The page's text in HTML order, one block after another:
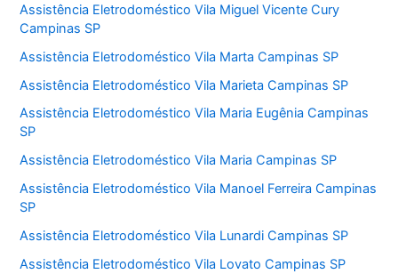
Assistência Eletrodoméstico Vila Miguel Vicente Cury
Campinas SP
Assistência Eletrodoméstico Vila Marta Campinas SP
Assistência Eletrodoméstico Vila Marieta Campinas SP
Assistência Eletrodoméstico Vila Maria Eugênia Campinas
SP
Assistência Eletrodoméstico Vila Maria Campinas SP
Assistência Eletrodoméstico Vila Manoel Ferreira Campinas
SP
Assistência Eletrodoméstico Vila Lunardi Campinas SP
Assistência Eletrodoméstico Vila Lovato Campinas SP